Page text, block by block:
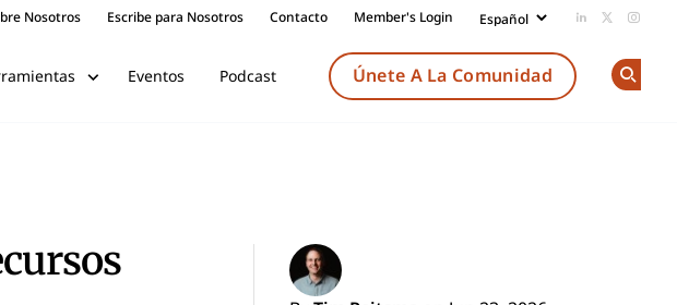
Nosotros Escribe para Nosotros Contacto Member's Login Add us on
Follow
Eventos Podcast Únete A La Comunidad